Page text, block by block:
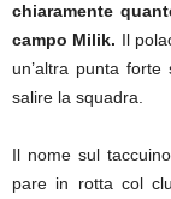
chiaramente
campo Milik. Il
un’altra punta
salire la squadra.
Il nome sul
pare in rotta col